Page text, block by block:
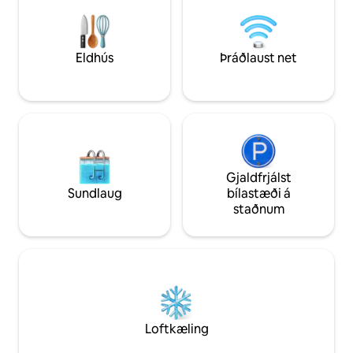
einkabústaður verður út af fyrir þig
meðan á gistingunni stendur. Það eru
mörg setusvæði innan og utan
bústaðarins. Húshjálpin okkar, Maks,
þarft. Hún þrífur og þvær þvottinn
gönguleiðum, gönguleiðum, fjallahjólum
og hjólreiðaleiðum. Hægt er að leigja hjól
á mörgum stöðum í nágrenninu og það
er nægileg geymsla í húsinu svo hægt sé
þú tekur með þér í gistinguna. Ég er
og laufskrýddum götum. Nálægt
grasagörðum og nálægt borginni. Uber
Laust. Öruggt bílastæði á lóð eignarinnar.
Kældu þig í
skyggða
blautum
hliðina á arninum
gestum þar sitt
taks og okkur er
Fasteignin er
fjalla og
staðsett í
þekktur fyrir
vínsmökkun og
Museum til að
Eldhús Þráðlaust net
Sundlaug
Gjaldfrjálst
bílastæði á
staðnum
Loftkæling